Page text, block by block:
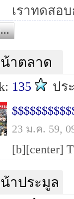
เราทดสอ
าตลาด
135 ปร
23 ม.ค. 59,
าประมูล